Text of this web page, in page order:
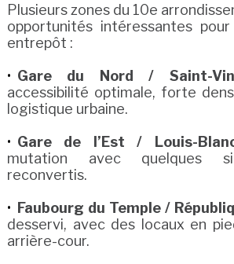
Plusieurs zones du 10e
opportunités intéressantes
entrepôt :
Gare du Nord / Saint-
accessibilité optimale, forte
logistique urbaine.
Gare de l’Est / Louis-
mutation avec quelques
reconvertis.
Faubourg du Temple /
desservi, avec des locaux en
arrière-cour.